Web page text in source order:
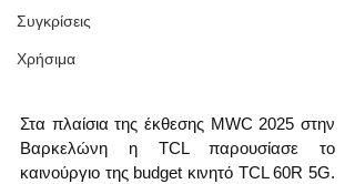
Συγκρίσεις
Χρήσιμα
Στα πλαίσια της έκθεσης MWC 2025 στην
Βαρκελώνη η TCL παρουσίασε το
καινούργιο της budget κινητό TCL 60R 5G.